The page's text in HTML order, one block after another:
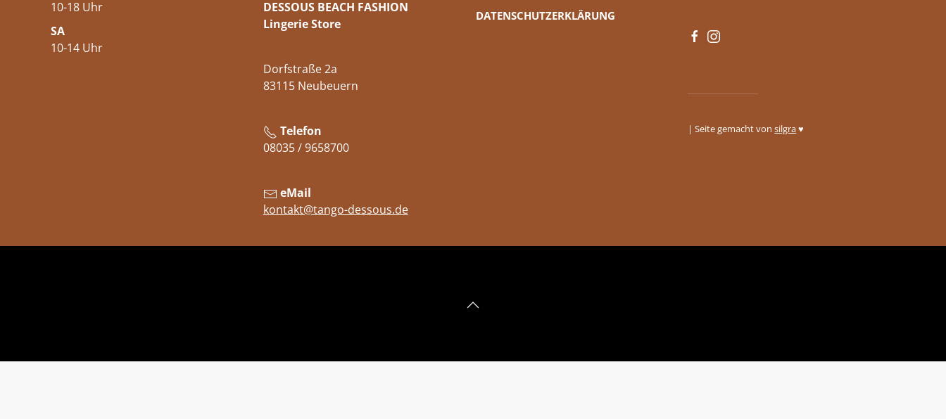
10-18 Uhr
SA
10-14 Uhr
DESSOUS BEACH FASHION
Lingerie Store
Dorfstraße 2a
83115 Neubeuern
Telefon
08035 / 9658700
eMail
kontakt@tango-dessous.de
DATENSCHUTZERKLÄRUNG
| Seite gemacht vonsilgra♥